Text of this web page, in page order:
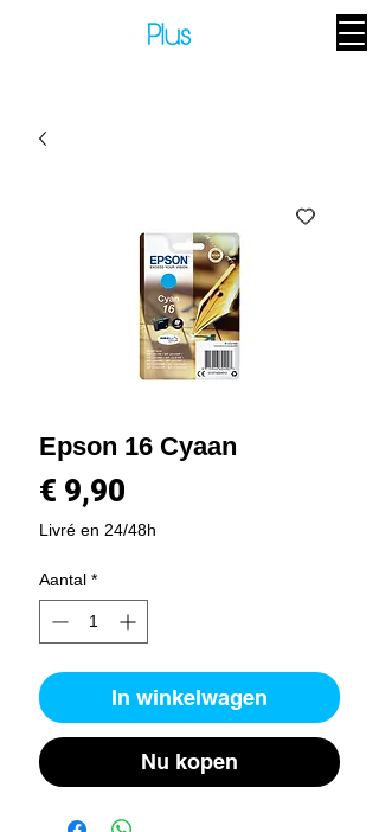
Epson 16 Cyaan
€ 9,90
Livré en 24/48h
Aantal *
In winkelwagen
Nu kopen